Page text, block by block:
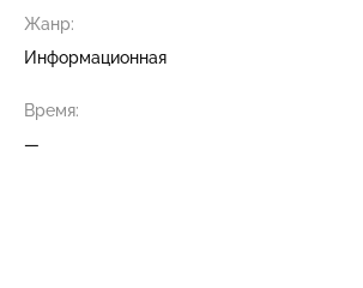
Жанр:
Информационная
Время:
—